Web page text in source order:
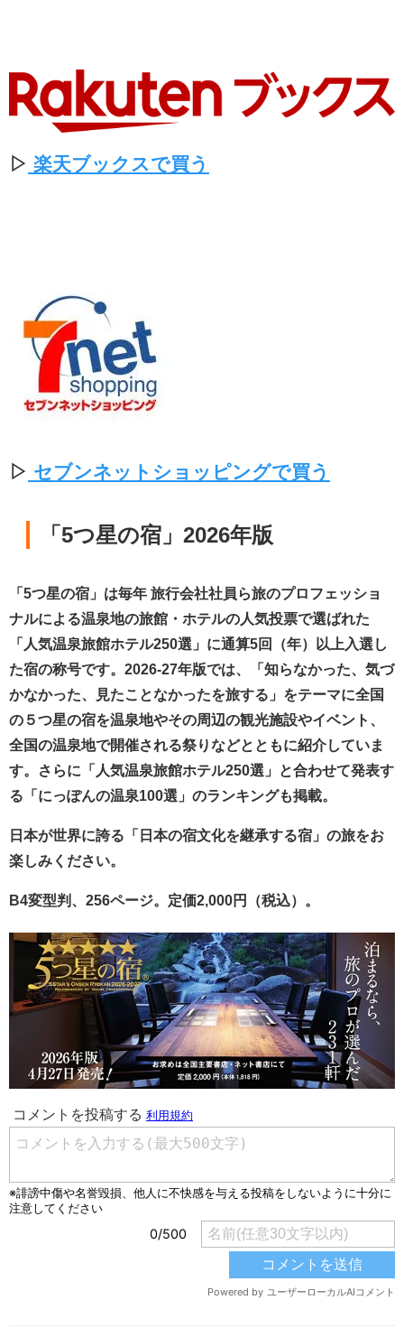
▷ 楽天ブックスで買う
▷ セブンネットショッピングで買う
「5つ星の宿」2026年版
「5つ星の宿」は毎年 旅行会社社員ら旅のプロフェッショ
ナルによる温泉地の旅館・ホテルの人気投票で選ばれた
「人気温泉旅館ホテル250選」に通算5回（年）以上入選し
た宿の称号です。2026-27年版では、「知らなかった、気づ
かなかった、見たことなかったを旅する」をテーマに全国
の５つ星の宿を温泉地やその周辺の観光施設やイベント、
全国の温泉地で開催される祭りなどとともに紹介していま
す。さらに「人気温泉旅館ホテル250選」と合わせて発表す
る「にっぽんの温泉100選」のランキングも掲載。
日本が世界に誇る「日本の宿文化を継承する宿」の旅をお
楽しみください。
B4変型判、256ページ。定価2,000円（税込）。